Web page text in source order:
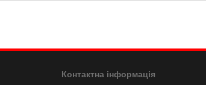
Контактна інформація